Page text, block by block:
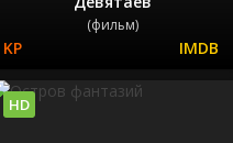
(фильм)
HD